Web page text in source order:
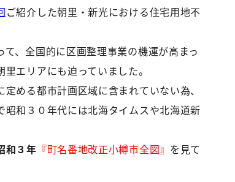
ご紹介した朝里・新光における住宅用地不
、全国的に区画整理事業の機運が高まっ
里エリアにも迫っていました。
める都市計画区域に含まれていない為、
和３０年代には北海タイムスや北海道新
和３年 『町名番地改正小樽市全図』 を見て